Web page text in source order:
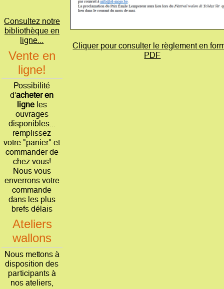
Consultez notre
bibliothèque en
ligne...
Vente en
ligne!
Possibilité
d'acheter en
ligneles
ouvrages
disponibles...
remplissez
votre "panier" et
commander de
chez vous!
Nous vous
enverrons votre
commande
dans les plus
brefs délais
Ateliers
wallons
Nous mettons à
disposition des
participants à
nos ateliers,
Cliquer pour consulter le règlement en
PDF